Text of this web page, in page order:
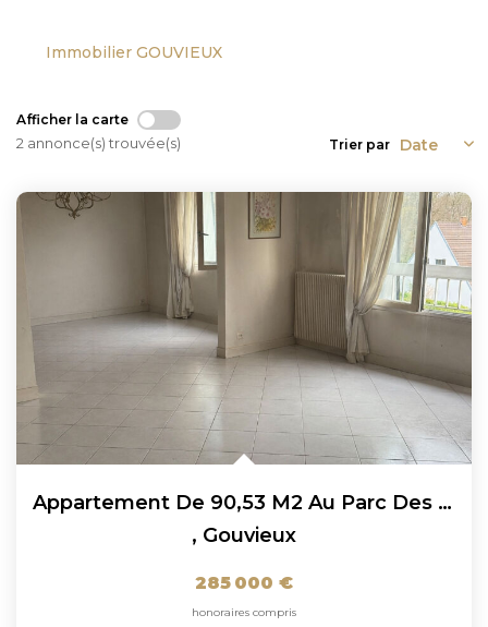
Immobilier GOUVIEUX
Afficher la carte
2 annonce(s) trouvée(s) Trier par
Appartement De 90,53 M2 Au Parc Des Aigles À Gouvieux !!!
, Gouvieux
285 000 €
honoraires compris